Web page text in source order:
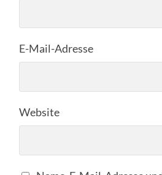
E-Mail-Adresse
Website